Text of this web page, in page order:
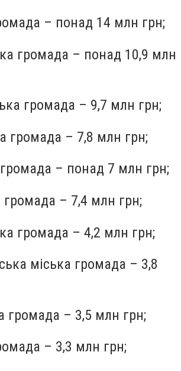
– понад 14 млн грн;
громада – понад 10,9 млн
громада – 9,7 млн грн;
громада – 7,8 млн грн;
– понад 7 млн грн;
громада – 7,4 млн грн;
громада – 4,2 млн грн;
міська громада – 3,8
громада – 3,5 млн грн;
– 3,3 млн грн;